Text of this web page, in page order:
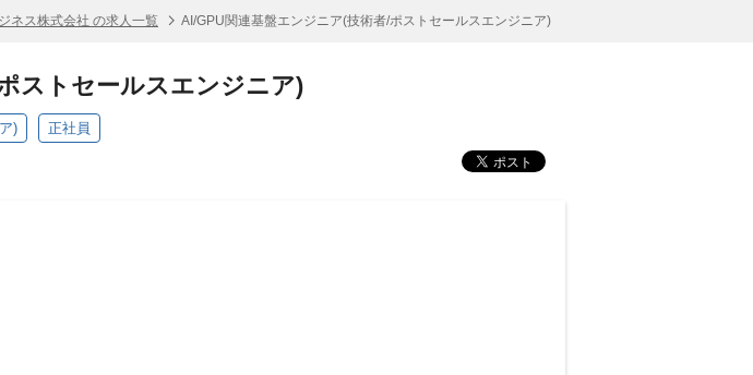
ネス株式会社 の求人一覧 AI/GPU関連基盤エンジニア(技術者/ポストセールスエンジニア)
ストセールスエンジニア)
) 正社員